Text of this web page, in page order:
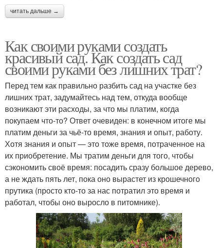
читать дальше →
Как своими руками создать
красивый сад. Как создать сад
своими руками без лишних трат?
Перед тем как правильно разбить сад на участке без
лишних трат, задумайтесь над тем, откуда вообще
возникают эти расходы, за что мы платим, когда
покупаем что-то? Ответ очевиден: в конечном итоге мы
платим деньги за чьё-то время, знания и опыт, работу.
Хотя знания и опыт — это тоже время, потраченное на
их приобретение. Мы тратим деньги для того, чтобы
сэкономить своё время: посадить сразу большое дерево,
а не ждать пять лет, пока оно вырастет из крошечного
прутика (просто кто-то за нас потратил это время и
работал, чтобы оно выросло в питомнике).